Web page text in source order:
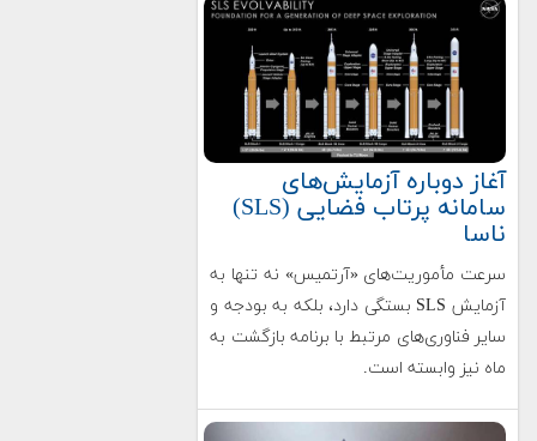
آغاز دوباره آزمایش‌های
سامانه پرتاب فضایی (SLS)
ناسا
سرعت مأموریت‌های «آرتمیس» نه تنها به
آزمایش SLS بستگی دارد، بلکه به بودجه و
سایر فناوری‌های مرتبط با برنامه بازگشت به
ماه نیز وابسته است.